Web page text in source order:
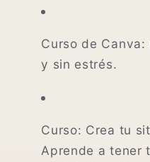
Curso de Canva:
y sin estrés.
Curso: Crea tu
Aprende a tener